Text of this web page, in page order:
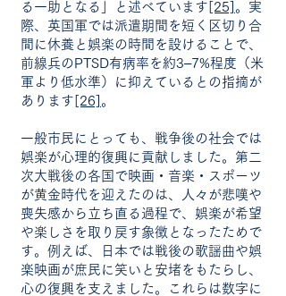
る一助となる」と述べています [25] 。実
際、英国軍では派遣期間を短く区切り合
間に休養と娯楽の時間を設けることで、
前線兵のPTSD有病率を約3–7%程度（米
軍より低水準）に抑えているとの指摘が
あります [26] 。
一般市民にとっても、戦争後の社会では
娯楽が心理的復興に貢献しました。第二
次大戦後の各国で映画・音楽・スポーツ
が黄金時代を迎えたのは、人々が悲嘆や
喪失感から立ち直る過程で、娯楽が希望
や楽しさを取り戻す象徴となったためで
す。例えば、日本では戦後の歌謡曲や娯
楽映画が庶民に笑いと安堵をもたらし、
心の復興を支えました。これらは数字に